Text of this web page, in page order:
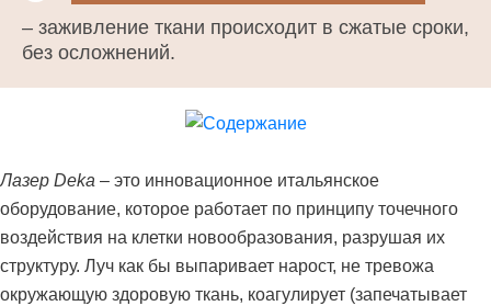
– заживление ткани происходит в сжатые сроки,
без осложнений.
Лазер Deka – это инновационное итальянское
оборудование, которое работает по принципу точечного
воздействия на клетки новообразования, разрушая их
структуру. Луч как бы выпаривает нарост, не тревожа
окружающую здоровую ткань, коагулирует (запечатывает